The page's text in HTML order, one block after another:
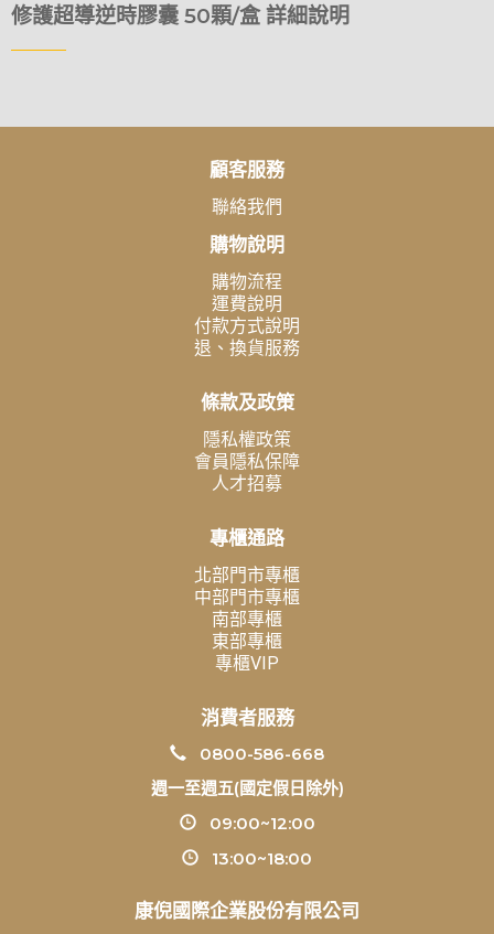
修護超導逆時膠囊 50顆/盒 詳細說明
顧客服務
聯絡我們
購物說明
購物流程
運費說明
付款方式說明
退、換貨服務
條款及政策
隱私權政策
會員隱私保障
人才招募
專櫃通路
北部門市專櫃
中部門市專櫃
南部專櫃
東部專櫃
專櫃VIP
消費者服務
0800-586-668
週一至週五(國定假日除外)
09:00~12:00
13:00~18:00
康倪國際企業股份有限公司